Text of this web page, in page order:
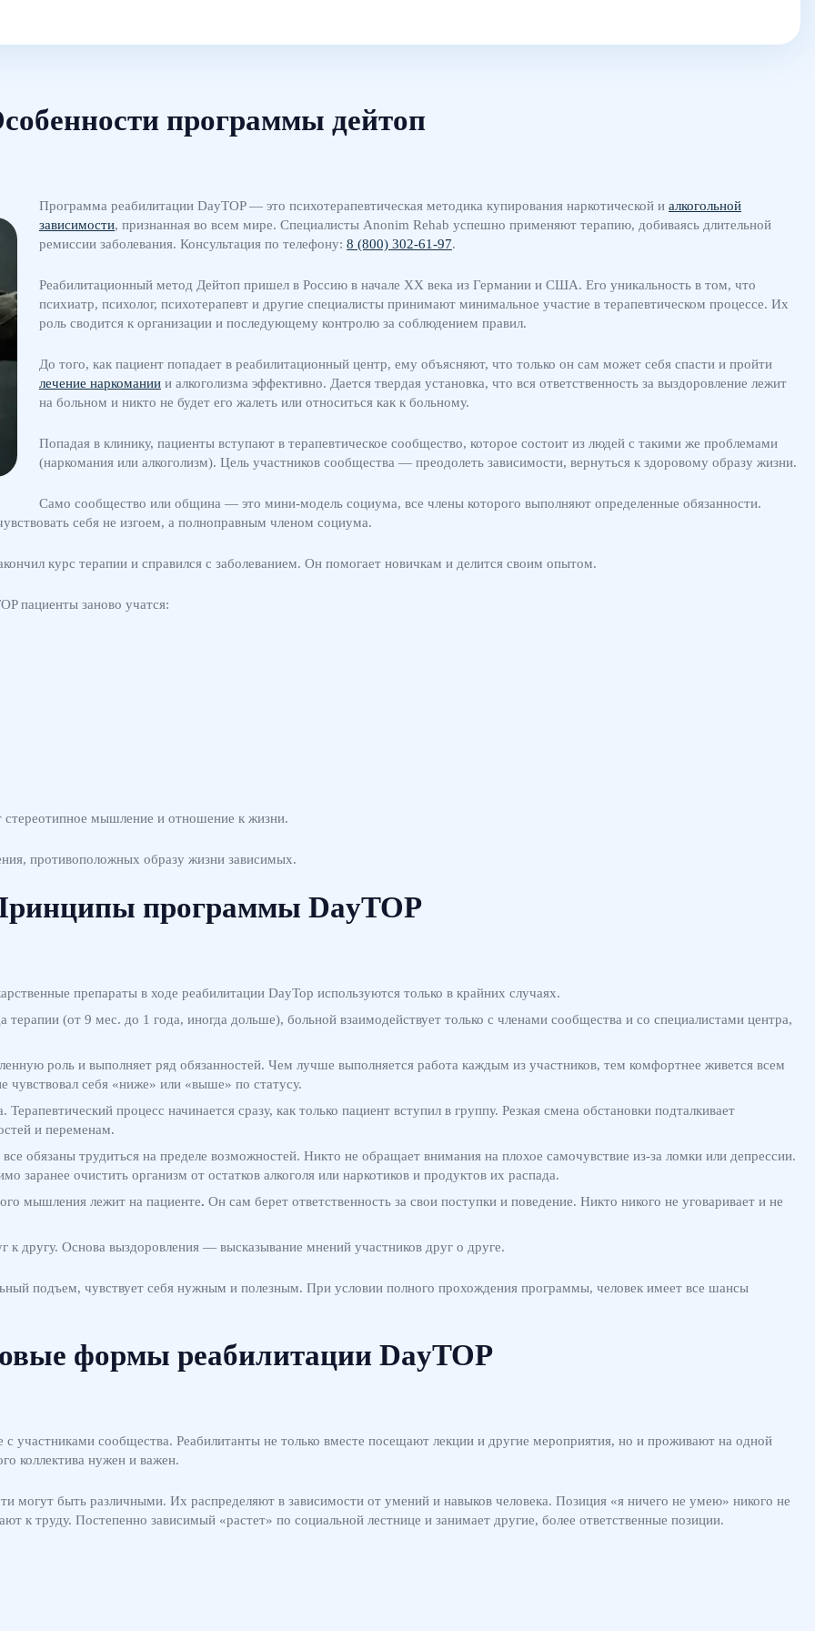
программы дейтоп
Программа реабилитации DayTOP — это психотерапевтическая методика купирования наркотической и алкогольной
зависимости, признанная во всем мире. Специалисты Anonim Rehab успешно применяют терапию, добиваясь длительной
ремиссии заболевания. Консультация по телефону: 8 (800) 302-61-97.
Реабилитационный метод Дейтоп пришел в Россию в начале XX века из Германии и США. Его уникальность в том, что
психиатр, психолог, психотерапевт и другие специалисты принимают минимальное участие в терапевтическом процессе. Их
роль сводится к организации и последующему контролю за соблюдением правил.
До того, как пациент попадает в реабилитационный центр, ему объясняют, что только он сам может себя спасти и пройти
лечение наркомании и алкоголизма эффективно. Дается твердая установка, что вся ответственность за выздоровление лежит
на больном и никто не будет его жалеть или относиться как к больному.
Попадая в клинику, пациенты вступают в терапевтическое сообщество, которое состоит из людей с такими же проблемами
(наркомания или алкоголизм). Цель участников сообщества — преодолеть зависимости, вернуться к здоровому образу жизни.
Само сообщество или община — это мини-модель социума, все члены которого выполняют определенные обязанности.
себя не изгоем, а полноправным членом социума.
курс терапии и справился с заболеванием. Он помогает новичкам и делится своим опытом.
пациенты заново учатся:
мышление и отношение к жизни.
противоположных образу жизни зависимых.
программы DayTOP
препараты в ходе реабилитации DayTop используются только в крайних случаях.
(от 9 мес. до 1 года, иногда дольше), больной взаимодействует только с членами сообщества и со специалистами центра,
роль и выполняет ряд обязанностей. Чем лучше выполняется работа каждым из участников, тем комфортнее живется всем
себя «ниже» или «выше» по статусу.
Терапевтический процесс начинается сразу, как только пациент вступил в группу. Резкая смена обстановки подталкивает
и переменам.
обязаны трудиться на пределе возможностей. Никто не обращает внимания на плохое самочувствие из-за ломки или депрессии.
очистить организм от остатков алкоголя или наркотиков и продуктов их распада.
мышления лежит на пациенте. Он сам берет ответственность за свои поступки и поведение. Никто никого не уговаривает и не
к другу. Основа выздоровления — высказывание мнений участников друг о друге.
подъем, чувствует себя нужным и полезным. При условии полного прохождения программы, человек имеет все шансы
формы реабилитации DayTOP
участниками сообщества. Реабилитанты не только вместе посещают лекции и другие мероприятия, но и проживают на одной
коллектива нужен и важен.
могут быть различными. Их распределяют в зависимости от умений и навыков человека. Позиция «я ничего не умею» никого не
к труду. Постепенно зависимый «растет» по социальной лестнице и занимает другие, более ответственные позиции.